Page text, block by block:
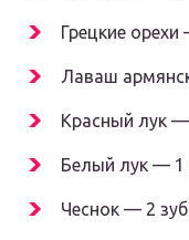
Грецкие орехи
Лаваш
Красный лук
Белый лук — 1
Чеснок — 2